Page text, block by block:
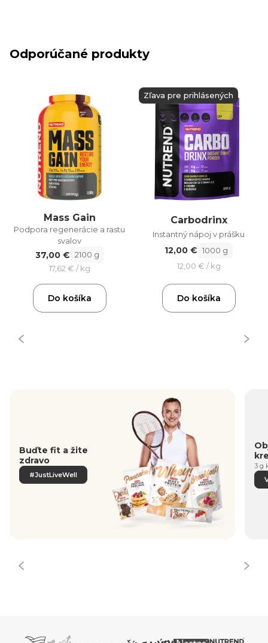
Odporúčané produkty
Mass Gain
Podpora regenerácie a rastu
svalov
37,00 € 2100 g
17,62 € / kg
Do košíka
Zľava pre prihlásených
Carbodrinx
Instantný nápoj v prášku
12,00 € 1000 g
12,00 € / kg
Do košíka
Buďte fit a žite
zdravo
#JustLiveWell
3 g